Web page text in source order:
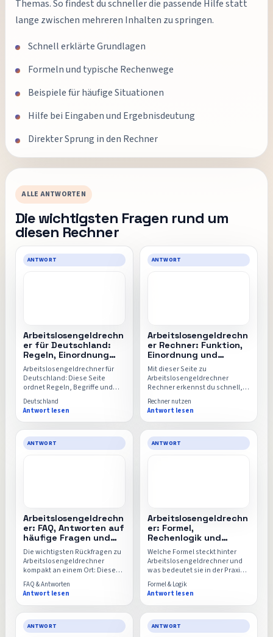
Themas. So findest du schneller die passende Hilfe statt
lange zwischen mehreren Inhalten zu springen.
Schnell erklärte Grundlagen
Formeln und typische Rechenwege
Beispiele für häufige Situationen
Hilfe bei Eingaben und Ergebnisdeutung
Direkter Sprung in den Rechner
ALLE ANTWORTEN
Die wichtigsten Fragen rund um
diesen Rechner
ANTWORT
Arbeitslosengeldrechn
er für Deutschland:
Regeln, Einordnung
und direkter Rechner
Arbeitslosengeldrechner für
Deutschland: Diese Seite
ordnet Regeln, Begriffe und
typische Annahmen im
deutschen Kontext ein, damit
der Arbeitslosengeldrechner
nicht mit fremden oder
veralteten Grundlagen genutzt
wird.
Deutschland
Antwort lesen
ANTWORT
Arbeitslosengeldrechn
er Rechner: Funktion,
Einordnung und
direkter Einstieg
Mit dieser Seite zu
Arbeitslosengeldrechner
Rechner erkennst du schnell,
welche Eingaben wirklich
wichtig sind, wie das Ergebnis
zu lesen ist und wann sich der
direkte Wechsel in den
Arbeitslosengeldrechner lohnt.
Rechner nutzen
Antwort lesen
ANTWORT
Arbeitslosengeldrechn
er: FAQ, Antworten auf
häufige Fragen und
direkter Rechner
Die wichtigsten Rückfragen zu
Arbeitslosengeldrechner
kompakt an einem Ort: Diese
FAQ-Seite beantwortet
typische Unsicherheiten rund
um Eingaben, Formeln,
Vergleichswerte und die
Aussagekraft des Ergebnisses.
FAQ & Antworten
Antwort lesen
ANTWORT
Arbeitslosengeldrechn
er: Formel,
Rechenlogik und
direkte Anwendung
mit Rechner
Welche Formel steckt hinter
Arbeitslosengeldrechner und
was bedeutet sie in der Praxis
Diese Seite erklärt die
Rechenlogik, die wichtigsten
Einflussfaktoren und warum
schon kleine Änderungen an
einzelnen Werten das Ergebnis
spürbar verschieben können.
Formel & Logik
Antwort lesen
ANTWORT ANTWORT